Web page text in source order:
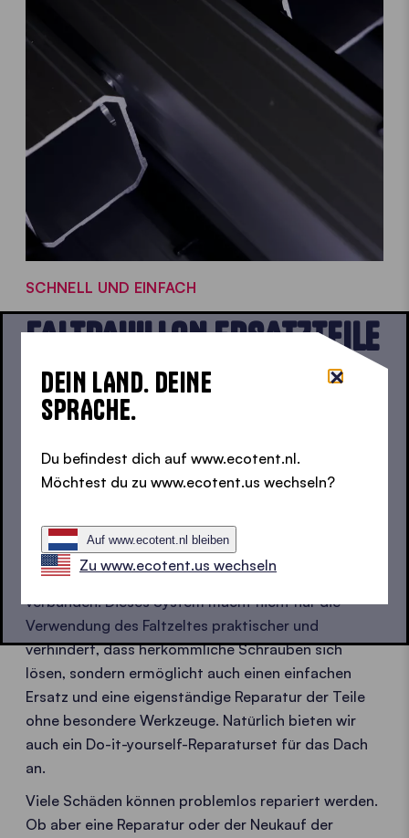
SCHNELL UND EINFACH
FALTPAVILLON ERSATZTEILE
ANFRAGEN
einen unserer Ecotent-Experten zu kontaktieren. Als
Hersteller haben wir immer alle Ersatzteile auf Lager,
werden können.
In unseren Faltpavillons sind alle Strukturelemente
durch ein patentiertes Bolzensystem miteinander
verbunden. Dieses System macht nicht nur die
Verwendung des Faltzeltes praktischer und
verhindert, dass herkömmliche Schrauben sich
lösen, sondern ermöglicht auch einen einfachen
Ersatz und eine eigenständige Reparatur der Teile
ohne besondere Werkzeuge. Natürlich bieten wir
auch ein Do-it-yourself-Reparaturset für das Dach
an.
Viele Schäden können problemlos repariert werden.
Ob aber eine Reparatur oder der Neukauf der
DEIN LAND. DEINE
SPRACHE.
Du befindest dich auf www.ecotent.nl.
Möchtest du zu www.ecotent.us wechseln?
Auf www.ecotent.nl bleiben
Zu www.ecotent.us wechseln